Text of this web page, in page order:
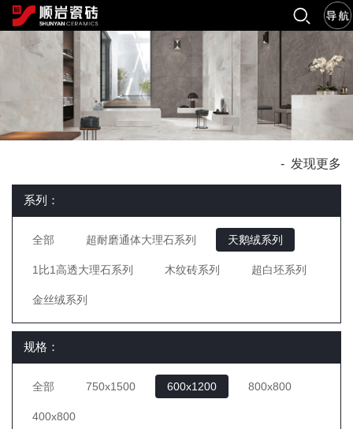
- 发现更多
系列：
全部 超耐磨通体大理石系列 天鹅绒系列
1比1高透大理石系列 木纹砖系列 超白坯系列
金丝绒系列
规格：
全部 750x1500 600x1200 800x800
400x800